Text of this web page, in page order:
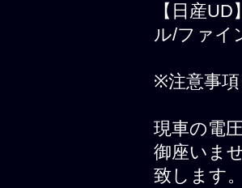
【日産
ル/ファイ
※注意事
現車の電
御座いま
致します。